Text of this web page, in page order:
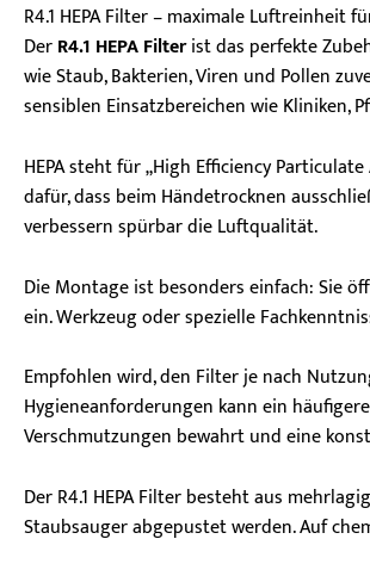
R4.1 HEPA Filter – maximale Luftreinheit
DerR4.1 HEPA Filterist das perfekte
wie Staub, Bakterien, Viren und Pollen
sensiblen Einsatzbereichen wie Kliniken,
HEPA steht für „High Efficiency
dafür, dass beim Händetrocknen
verbessern spürbar die Luftqualität.
Die Montage ist besonders einfach: Sie
ein. Werkzeug oder spezielle
Empfohlen wird, den Filter je nach
Hygieneanforderungen kann ein
Verschmutzungen bewahrt und eine
Der R4.1 HEPA Filter besteht aus
Staubsauger abgepustet werden. Auf